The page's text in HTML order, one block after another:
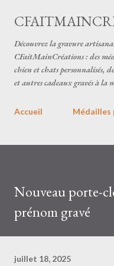
Accéder
Découvrez la gravure
CFaitMainCréations : des
chien et chats personnalisés,
et autres cadeaux gravés à la
Accueil Médailles
Nouveau porte-
prénom gravé
juillet 18, 2025